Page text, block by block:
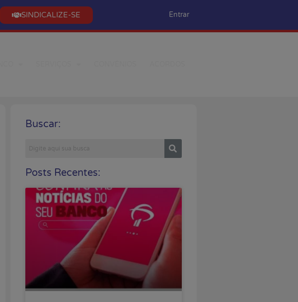
SINDICALIZE-SE Entrar
Buscar:
Posts Recentes: